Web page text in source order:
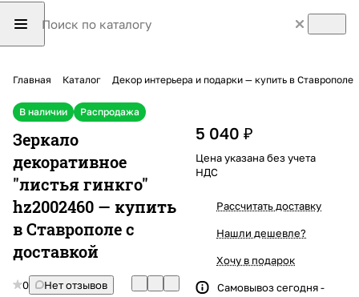
Главная Каталог Декор интерьера и подарки — купить в Ставрополе
В наличии Распродажа
Зеркало
декоративное
"листья гинкго"
hz2002460 — купить
в Ставрополе с
доставкой
0 Нет отзывов
5 040 ₽
Цена указана без учета
НДС
Рассчитать доставку
Нашли дешевле?
Хочу в подарок
Самовывоз сегодня -